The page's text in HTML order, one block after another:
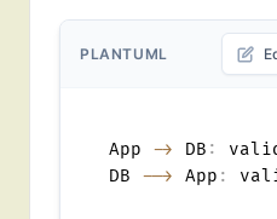
PLANTUML
App -> DB :
DB --> App :